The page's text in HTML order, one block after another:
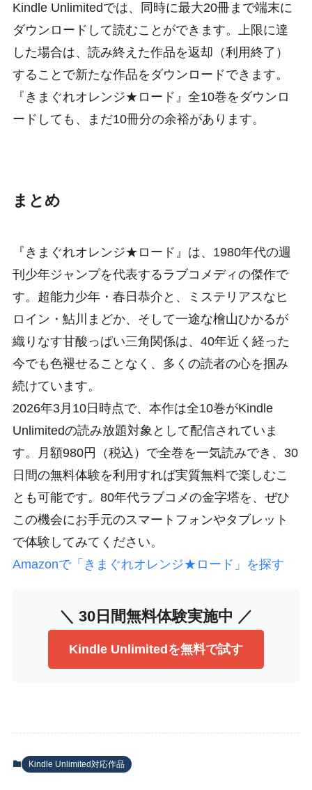
Kindle Unlimitedでは、同時に最大20冊まで端末に
ダウンロードして読むことができます。上限に達
した場合は、読み終えた作品を返却（利用終了）
することで新たな作品をダウンロードできます。
『きまぐれオレンジ★ロード』全10巻をダウンロ
ードしても、まだ10冊分の余裕があります。
まとめ
『きまぐれオレンジ★ロード』は、1980年代の週
刊少年ジャンプを代表するラブコメディの傑作で
す。超能力少年・春日恭介と、ミステリアスなヒ
ロイン・鮎川まどか、そして一途な檜山ひかるが
織りなす甘酸っぱい三角関係は、40年近く経った
今でも色褪せることなく、多くの読者の心を掴み
続けています。
2026年3月10日時点で、本作は全10巻がKindle
Unlimitedの読み放題対象として配信されていま
す。月額980円（税込）で全巻を一気読みでき、30
日間の無料体験を利用すれば実質無料で楽しむこ
とも可能です。80年代ラブコメの金字塔を、ぜひ
この機会にお手元のスマートフォンやタブレット
で体験してみてください。
Amazonで「きまぐれオレンジ★ロード」を探す
＼ 30日間無料体験実施中 ／
Kindle Unlimitedを無料で試す
Kindle Unlimited対応作品